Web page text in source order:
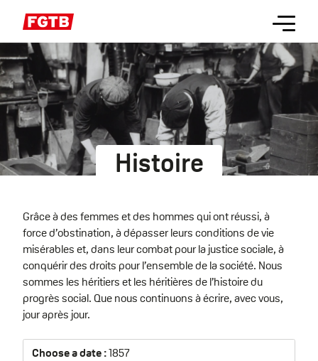
contenu
principal
Menu
Histoire
Grâce à des femmes et des hommes qui ont réussi, à
force d’obstination, à dépasser leurs conditions de vie
misérables et, dans leur combat pour la justice sociale, à
conquérir des droits pour l’ensemble de la société. Nous
sommes les héritiers et les héritières de l’histoire du
progrès social. Que nous continuons à écrire, avec vous,
jour après jour.
Choose a date :1857